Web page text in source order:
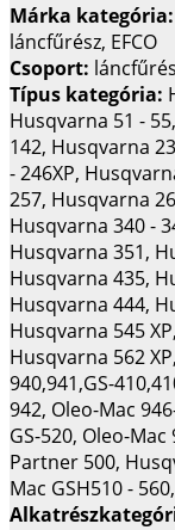
Márka kategória:
láncfűrész, EFCO
Csoport:
Típus kategória:
Husqvarna 51 -
142, Husqvarna
- 246XP,
257, Husqvarna
Husqvarna 340 -
Husqvarna 351,
Husqvarna 435,
Husqvarna 444,
Husqvarna 545
Husqvarna 562
940,941,GS-
942, Oleo-Mac
GS-520, Oleo-
Partner 500,
Mac GSH510 -